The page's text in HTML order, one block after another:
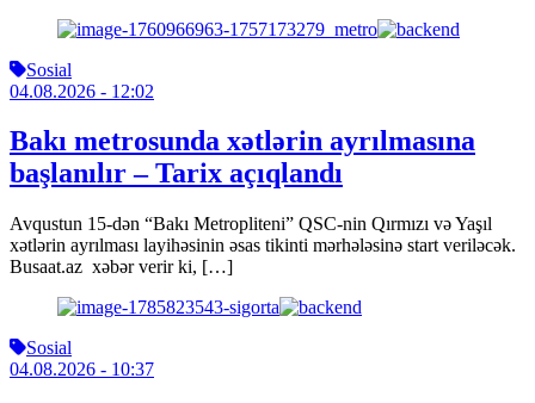
Sosial
04.08.2026 - 12:02
Bakı metrosunda xətlərin ayrılmasına
başlanılır – Tarix açıqlandı
Avqustun 15-dən “Bakı Metropliteni” QSC-nin Qırmızı və Yaşıl
xətlərin ayrılması layihəsinin əsas tikinti mərhələsinə start veriləcək.
Busaat.az xəbər verir ki, […]
Sosial
04.08.2026 - 10:37